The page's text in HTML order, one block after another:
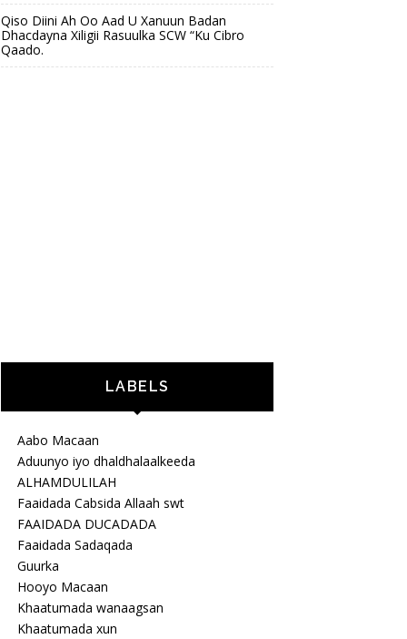
Qiso Diini Ah Oo Aad U Xanuun Badan
Dhacdayna Xiligii Rasuulka SCW “Ku Cibro
Qaado.
LABELS
Aabo Macaan
Aduunyo iyo dhaldhalaalkeeda
ALHAMDULILAH
Faaidada Cabsida Allaah swt
FAAIDADA DUCADADA
Faaidada Sadaqada
Guurka
Hooyo Macaan
Khaatumada wanaagsan
Khaatumada xun